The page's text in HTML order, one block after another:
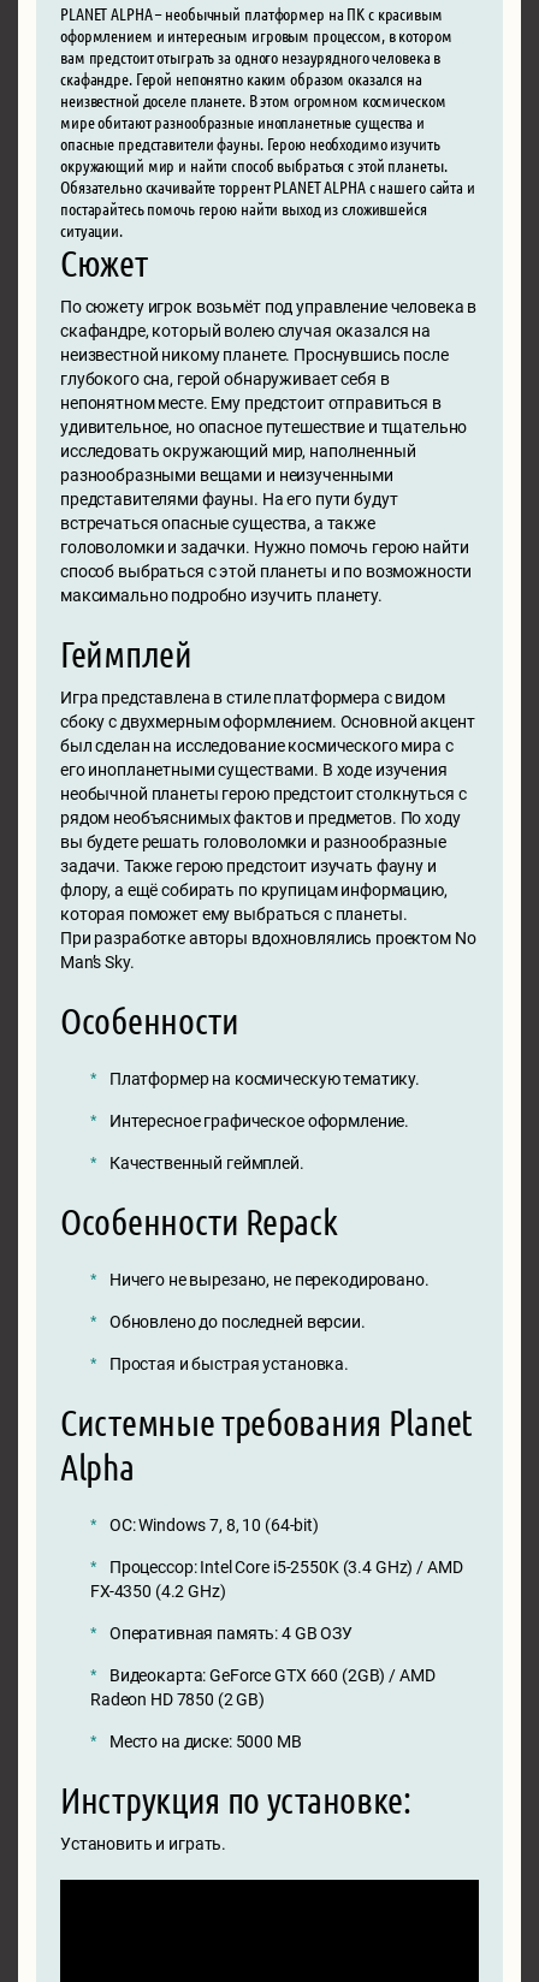
PLANET ALPHA – необычный платформер на ПК с красивым
оформлением и интересным игровым процессом, в котором
вам предстоит отыграть за одного незаурядного человека в
скафандре. Герой непонятно каким образом оказался на
неизвестной доселе планете. В этом огромном космическом
мире обитают разнообразные инопланетные существа и
опасные представители фауны. Герою необходимо изучить
окружающий мир и найти способ выбраться с этой планеты.
Обязательно скачивайте торрент PLANET ALPHA с нашего сайта и
постарайтесь помочь герою найти выход из сложившейся
ситуации.
Сюжет
По сюжету игрок возьмёт под управление человека в
скафандре, который волею случая оказался на
неизвестной никому планете. Проснувшись после
глубокого сна, герой обнаруживает себя в
непонятном месте. Ему предстоит отправиться в
удивительное, но опасное путешествие и тщательно
исследовать окружающий мир, наполненный
разнообразными вещами и неизученными
представителями фауны. На его пути будут
встречаться опасные существа, а также
головоломки и задачки. Нужно помочь герою найти
способ выбраться с этой планеты и по возможности
максимально подробно изучить планету.
Геймплей
Игра представлена в стиле платформера с видом
сбоку с двухмерным оформлением. Основной акцент
был сделан на исследование космического мира с
его инопланетными существами. В ходе изучения
необычной планеты герою предстоит столкнуться с
рядом необъяснимых фактов и предметов. По ходу
вы будете решать головоломки и разнообразные
задачи. Также герою предстоит изучать фауну и
флору, а ещё собирать по крупицам информацию,
которая поможет ему выбраться с планеты.
При разработке авторы вдохновлялись проектом No
Man’s Sky.
Особенности
Платформер на космическую тематику.
Интересное графическое оформление.
Качественный геймплей.
Особенности Repack
Ничего не вырезано, не перекодировано.
Обновлено до последней версии.
Простая и быстрая установка.
Системные требования Planet
Alpha
ОС: Windows 7, 8, 10 (64-bit)
Процессор: Intel Core i5-2550K (3.4 GHz) / AMD
FX-4350 (4.2 GHz)
Оперативная память: 4 GB ОЗУ
Видеокарта: GeForce GTX 660 (2GB) / AMD
Radeon HD 7850 (2 GB)
Место на диске: 5000 MB
Инструкция по установке:
Установить и играть.